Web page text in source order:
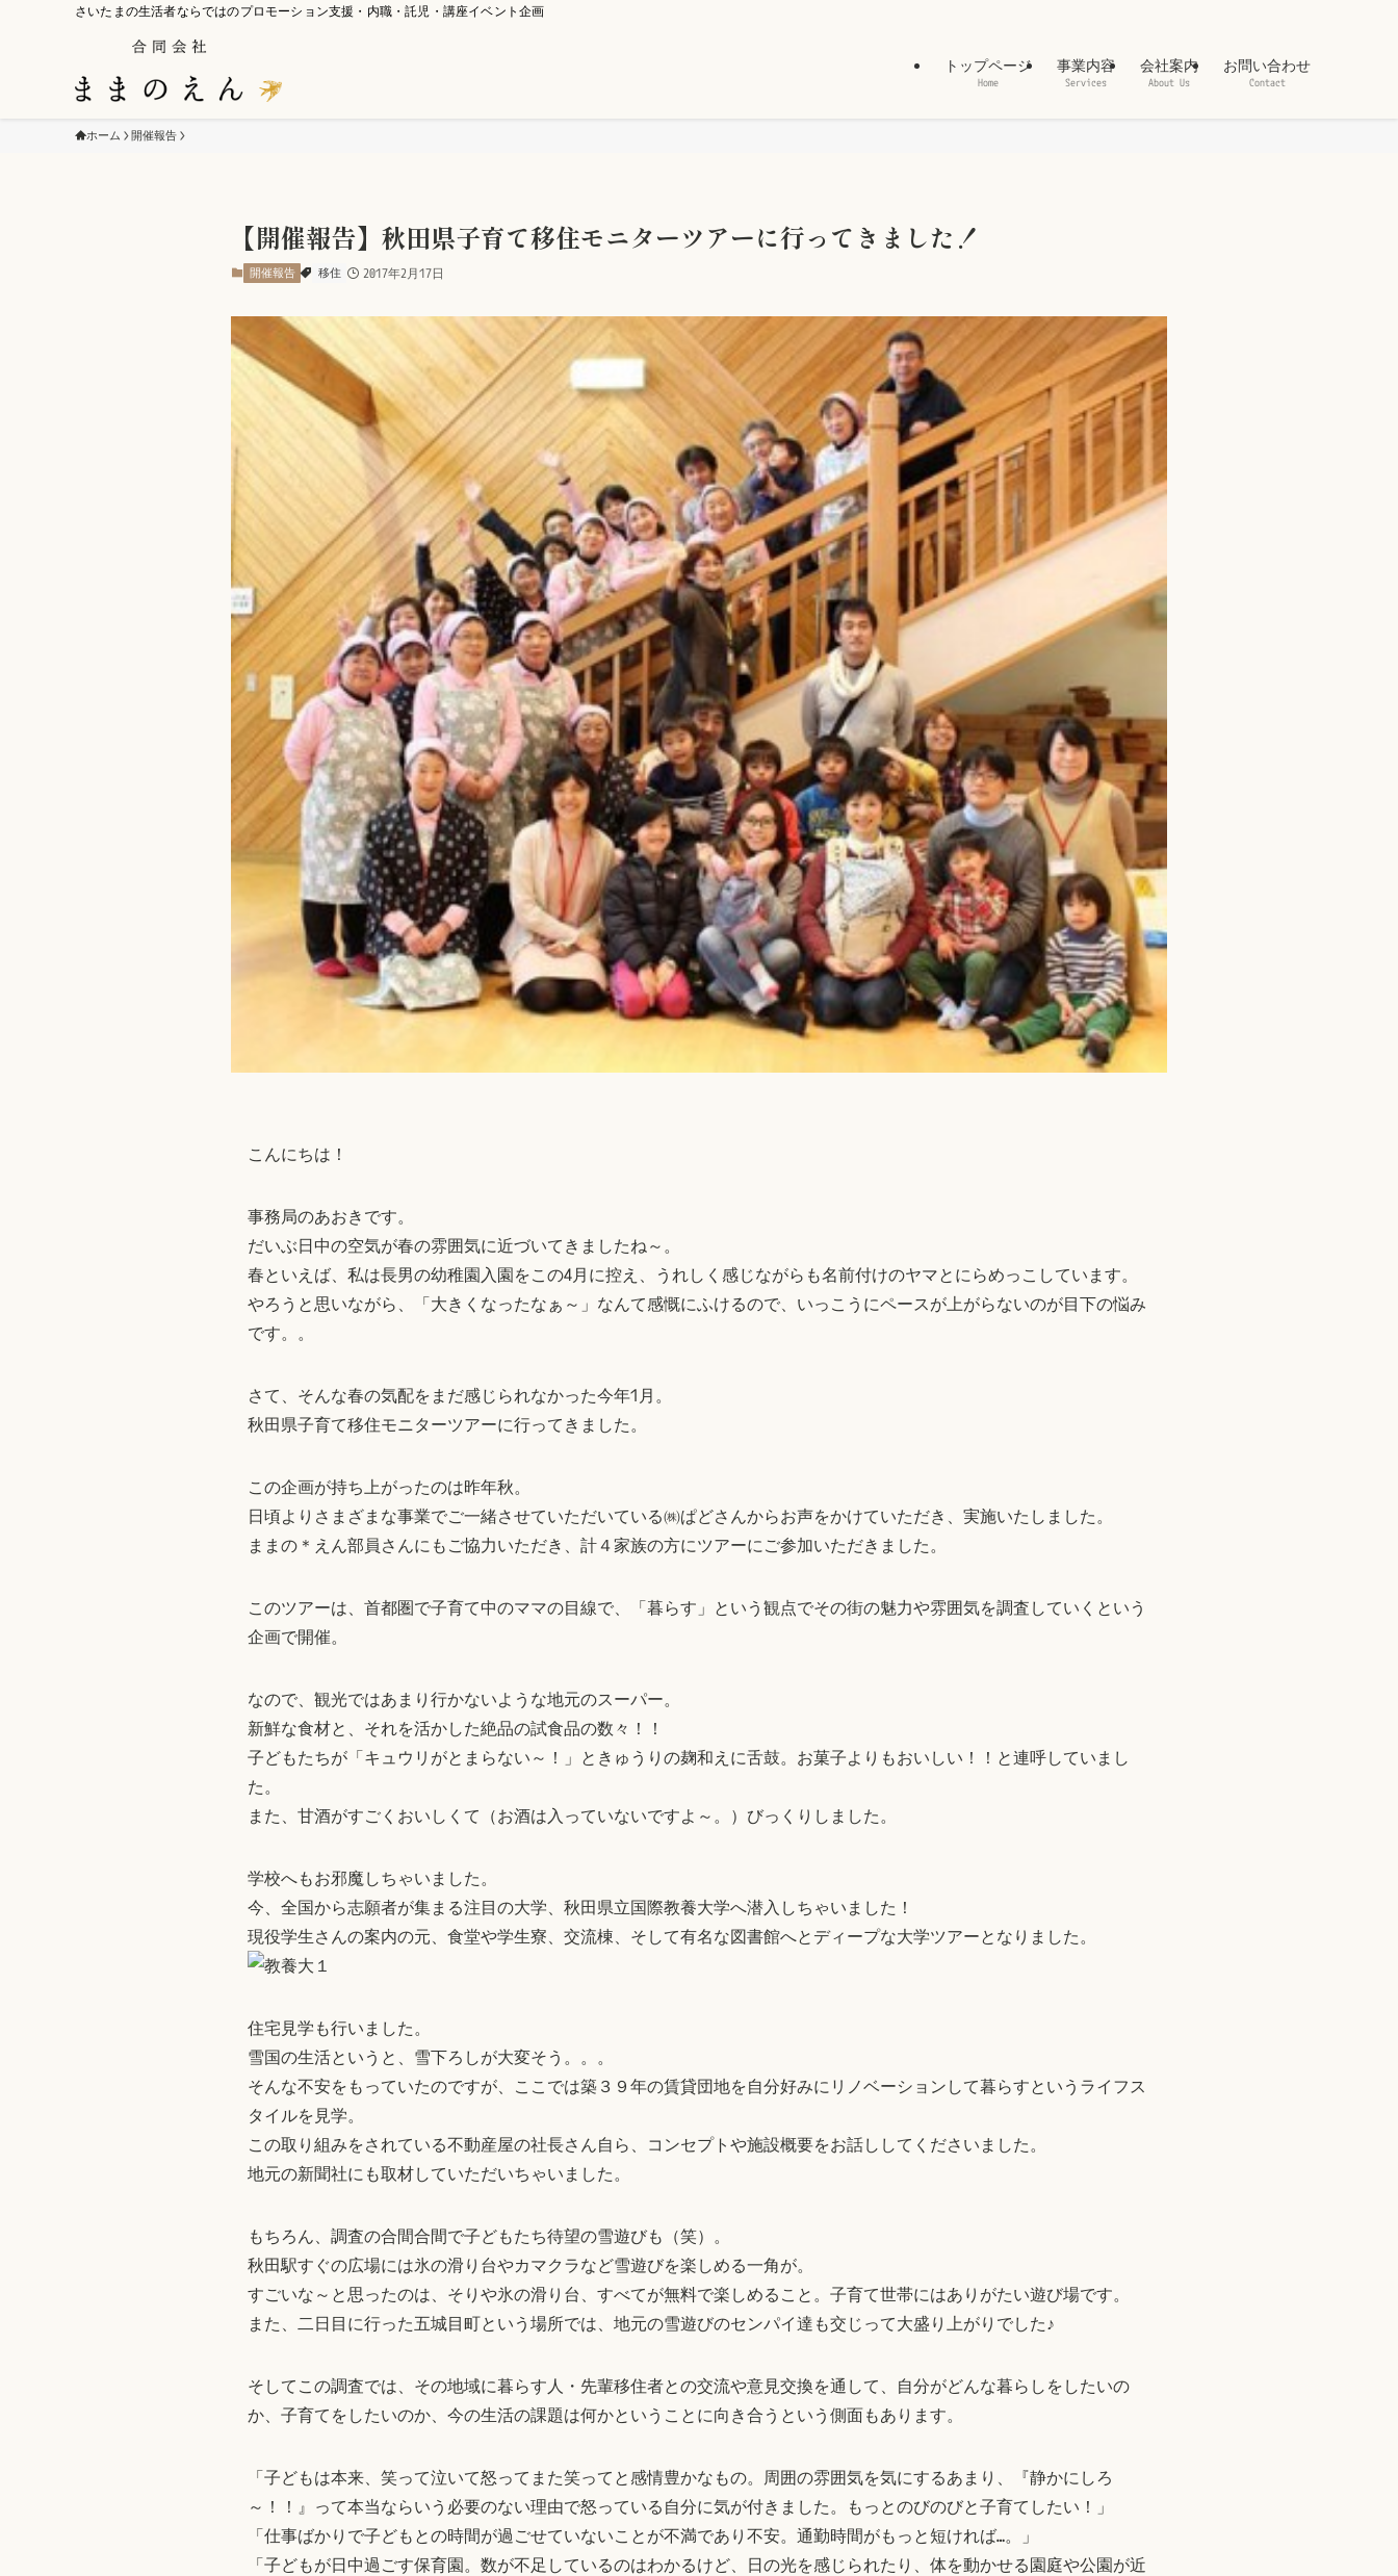
さいたまの生活者ならではのプロモーション支援・内職・託児・講座イベント企画
トップページ
Home
事業内容
Services
会社案内
About Us
お問い合わせ
Contact
ホーム 開催報告
【開催報告】秋田県子育て移住モニターツアーに行ってきました！
開催報告 移住 2017年2月17日
こんにちは！
事務局のあおきです。
だいぶ日中の空気が春の雰囲気に近づいてきましたね～。
春といえば、私は長男の幼稚園入園をこの4月に控え、うれしく感じながらも名前付けのヤマとにらめっこしています。
やろうと思いながら、「大きくなったなぁ～」なんて感慨にふけるので、いっこうにペースが上がらないのが目下の悩み
です。。
さて、そんな春の気配をまだ感じられなかった今年1月。
秋田県子育て移住モニターツアーに行ってきました。
この企画が持ち上がったのは昨年秋。
日頃よりさまざまな事業でご一緒させていただいている㈱ぱどさんからお声をかけていただき、実施いたしました。
ままの＊えん部員さんにもご協力いただき、計４家族の方にツアーにご参加いただきました。
このツアーは、首都圏で子育て中のママの目線で、「暮らす」という観点でその街の魅力や雰囲気を調査していくという
企画で開催。
なので、観光ではあまり行かないような地元のスーパー。
新鮮な食材と、それを活かした絶品の試食品の数々！！
子どもたちが「キュウリがとまらない～！」ときゅうりの麹和えに舌鼓。お菓子よりもおいしい！！と連呼していまし
た。
また、甘酒がすごくおいしくて（お酒は入っていないですよ～。）びっくりしました。
学校へもお邪魔しちゃいました。
今、全国から志願者が集まる注目の大学、秋田県立国際教養大学へ潜入しちゃいました！
現役学生さんの案内の元、食堂や学生寮、交流棟、そして有名な図書館へとディープな大学ツアーとなりました。
住宅見学も行いました。
雪国の生活というと、雪下ろしが大変そう。。。
そんな不安をもっていたのですが、ここでは築３９年の賃貸団地を自分好みにリノベーションして暮らすというライフス
タイルを見学。
この取り組みをされている不動産屋の社長さん自ら、コンセプトや施設概要をお話ししてくださいました。
地元の新聞社にも取材していただいちゃいました。
もちろん、調査の合間合間で子どもたち待望の雪遊びも（笑）。
秋田駅すぐの広場には氷の滑り台やカマクラなど雪遊びを楽しめる一角が。
すごいな～と思ったのは、そりや氷の滑り台、すべてが無料で楽しめること。子育て世帯にはありがたい遊び場です。
また、二日目に行った五城目町という場所では、地元の雪遊びのセンパイ達も交じって大盛り上がりでした♪
そしてこの調査では、その地域に暮らす人・先輩移住者との交流や意見交換を通して、自分がどんな暮らしをしたいの
か、子育てをしたいのか、今の生活の課題は何かということに向き合うという側面もあります。
「子どもは本来、笑って泣いて怒ってまた笑ってと感情豊かなもの。周囲の雰囲気を気にするあまり、『静かにしろ
～！！』って本当ならいう必要のない理由で怒っている自分に気が付きました。もっとのびのびと子育てしたい！」
「仕事ばかりで子どもとの時間が過ごせていないことが不満であり不安。通勤時間がもっと短ければ…。」
「子どもが日中過ごす保育園。数が不足しているのはわかるけど、日の光を感じられたり、体を動かせる園庭や公園が近